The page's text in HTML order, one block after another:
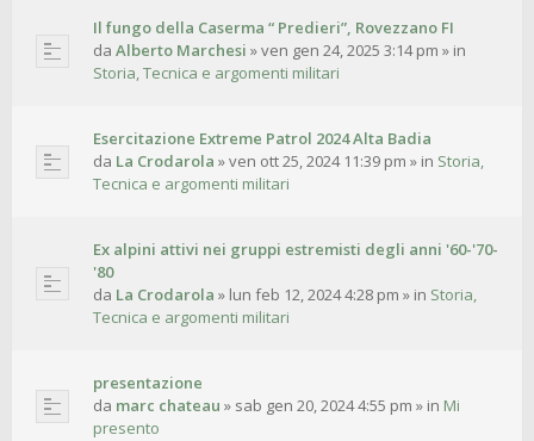
Il fungo della Caserma “ Predieri”, Rovezzano FI
da Alberto Marchesi »ven gen 24, 2025 3:14 pm » in
Storia, Tecnica e argomenti militari
Esercitazione Extreme Patrol 2024 Alta Badia
da La Crodarola »ven ott 25, 2024 11:39 pm » in Storia,
Tecnica e argomenti militari
Ex alpini attivi nei gruppi estremisti degli anni '60-'70-
'80
da La Crodarola » lun feb 12, 2024 4:28 pm » in Storia,
Tecnica e argomenti militari
presentazione
da marc chateau » sab gen 20, 2024 4:55 pm » in Mi
presento